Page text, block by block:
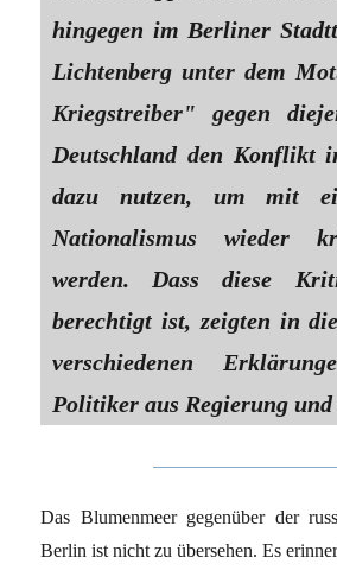
hingegen im Berliner
Lichtenberg unter dem
Kriegstreiber" gegen
Deutschland den Konflikt
dazu nutzen, um mit
Nationalismus wieder
werden. Dass diese
berechtigt ist, zeigten in
verschiedenen
Politiker aus Regierung
Das Blumenmeer gegenüber der
Berlin ist nicht zu übersehen. Es